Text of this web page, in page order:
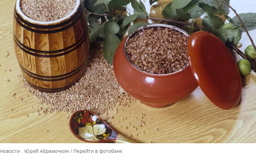
. Юрий Абрамочкин Перейти в фотобанк